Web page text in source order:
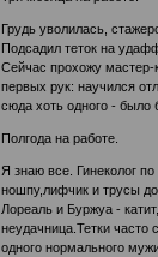
Грудь уволилась,
Подсадил теток на
Сейчас прохожу мастер-
первых рук: научился
сюда хоть одного - было
Полгода на работе.
Я знаю все. Гинеколог
ношпу,лифчик и трусы
Лореаль и Буржуа -
неудачница.Тетки
одного нормального